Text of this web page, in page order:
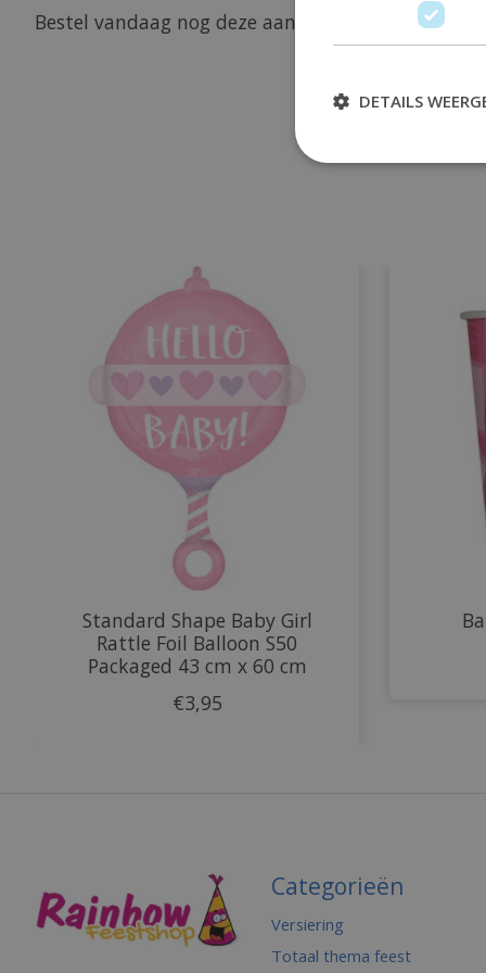
Bestel vandaag nog deze aantrekkelijk geprijsde
Items van productcarrousel
Standard Shape Baby Girl
Rattle Foil Balloon S50
Packaged 43 cm x 60 cm
€3,95
Categorieën
Versiering
Totaal thema feest
DETAILS